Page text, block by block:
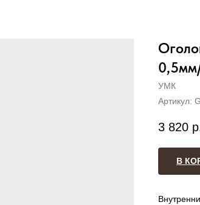
УМК
Артикул:
3 820
В